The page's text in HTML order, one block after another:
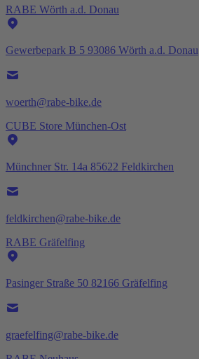
RABE Wörth a.d. Donau
Gewerbepark B 5 93086 Wörth a.d. Donau
woerth@rabe-bike.de
CUBE Store München-Ost
Münchner Str. 14a 85622 Feldkirchen
feldkirchen@rabe-bike.de
RABE Gräfelfing
Pasinger Straße 50 82166 Gräfelfing
graefelfing@rabe-bike.de